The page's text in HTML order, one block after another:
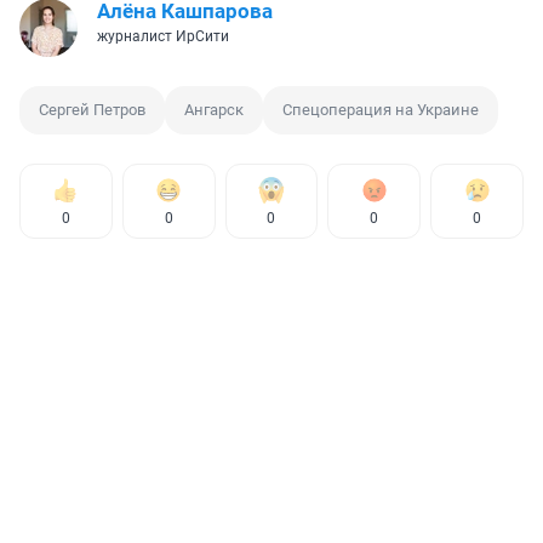
Алёна Кашпарова
журналист ИрСити
Сергей Петров Ангарск Спецоперация на Украине
0 0 0 0 0